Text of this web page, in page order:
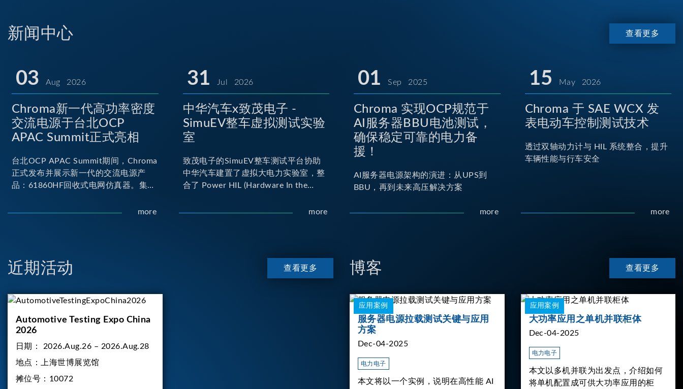
新闻中心 查看更多
03 Aug 2026
Chroma新一代高功率密度
交流电源于台北OCP
APAC Summit正式亮相
台北OCP APAC Summit期间，Chroma
正式发布并展示新一代的交流电源产
品：61860HF回收式电网仿真器。集合
散热技术，实现5U高度具备最大60kVA
more
31 Jul 2026
中华汽车x致茂电子 -
SimuEV整车虚拟测试实验
室
致茂电子的SimuEV整车测试平台协助
中华汽车建置了虚拟大电力实验室，整
合了 Power HIL (Hardware In the
more
01 Sep 2025
Chroma 实现OCP规范于
AI服务器BBU电池测试，
确保稳定可靠的电力备
援！
AI服务器电源架构的演进：从UPS到
BBU，再到未来高压解决方案
more
15 May 2026
Chroma 于 SAE WCX 发
表电动车控制测试技术
透过双轴动力计与 HIL 系统整合，提升
车辆性能与行车安全
more
近期活动 查看更多
Automotive Testing Expo China
2026
日期：
2026.Aug.26 – 2026.Aug.28
地点：
上海世博展览馆
摊位号： 10072
博客 查看更多
应用案例
服务器电源拉载测试关键与应用
方案
Dec-04-2025
电力电子
本文将以一个实例，说明在高性能 AI
应用案例
大功率应用之单机并联柜体
Dec-04-2025
电力电子
本文以多机并联为出发点，介绍如何
将单机配置成可供大功率应用的柜